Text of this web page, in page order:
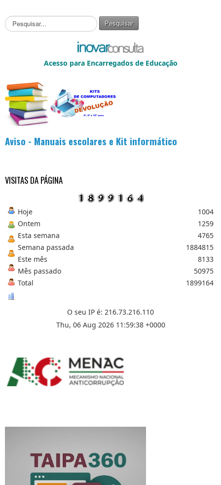
P
e
a
r
Pesquisar
Acesso para Encarregados de Educação
Aviso - Manuais escolares e Kit informático
VISITAS DA PÁGINA
Hoje
Ontem
Esta semana
Semana passada
Este mês
Mês passado
Total
1004
1259
4765
1884815
8133
50975
1899164
O seu IP é: 216.73.216.110
Thu, 06 Aug 2026 11:59:38 +0000